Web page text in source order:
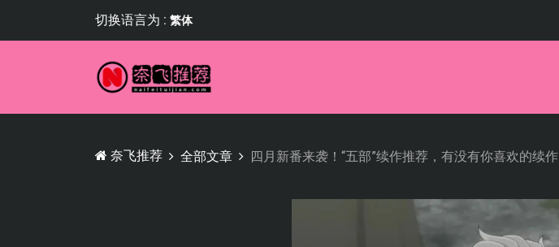
切换语言为 : 繁体
奈飞推荐 全部文章 四月新番来袭！“五部”续作推荐，有没有你喜欢的续作